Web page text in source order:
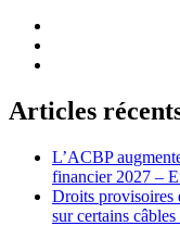
Articles
L’ACBP
financier 2027 –
Droits provisoires
sur certains